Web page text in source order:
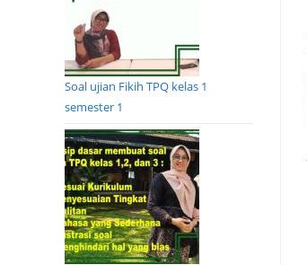
Soal ujian Fikih TPQ kelas 1
semester 1